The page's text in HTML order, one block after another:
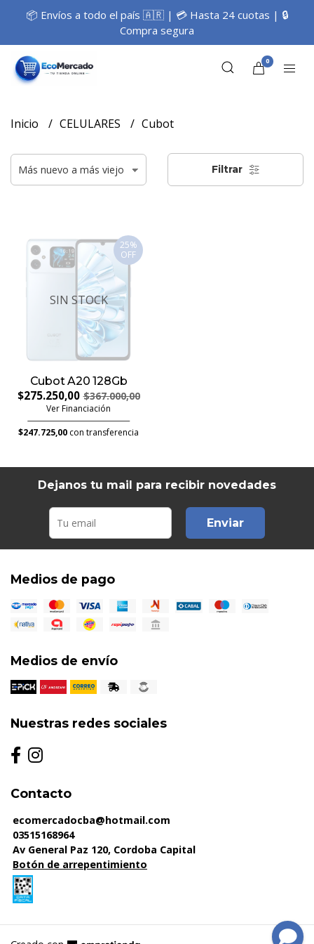
📦 Envíos a todo el país 🇦🇷 | 💳 Hasta 24 cuotas | 🔒
Compra segura
0
Inicio CELULARES Cubot
Filtrar
25%
OFF
SIN STOCK
Cubot A20 128Gb
$275.250,00 $367.000,00
Ver Financiación
$247.725,00 con transferencia
Dejanos tu mail para recibir novedades
Enviar
Medios de pago
Medios de envío
Nuestras redes sociales
Contacto
ecomercadocba@hotmail.com
03515168964
Av General Paz 120, Cordoba Capital
Botón de arrepentimiento